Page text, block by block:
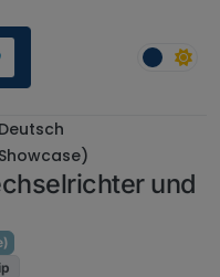
Deutsch
und